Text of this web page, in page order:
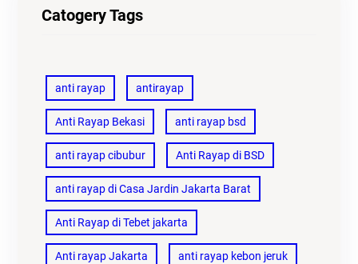
Catogery Tags
anti rayap antirayap
Anti Rayap Bekasi anti rayap bsd
anti rayap cibubur Anti Rayap di BSD
anti rayap di Casa Jardin Jakarta Barat
Anti Rayap di Tebet jakarta
Anti rayap Jakarta anti rayap kebon jeruk